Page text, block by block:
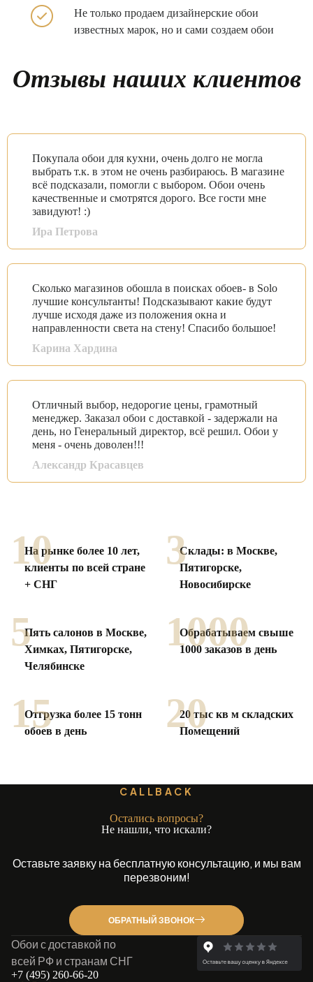
Не только продаем дизайнерские обои
известных марок, но и сами создаем обои
Отзывы наших клиентов
Покупала обои для кухни, очень долго не могла
выбрать т.к. в этом не очень разбираюсь. В магазине
всё подсказали, помогли с выбором. Обои очень
качественные и смотрятся дорого. Все гости мне
завидуют! :)
Ира Петрова
Сколько магазинов обошла в поисках обоев- в Solo
лучшие консультанты! Подсказывают какие будут
лучше исходя даже из положения окна и
направленности света на стену! Спасибо большое!
Карина Хардина
Отличный выбор, недорогие цены, грамотный
менеджер. Заказал обои с доставкой - задержали на
день, но Генеральный директор, всё решил. Обои у
меня - очень доволен!!!
Александр Красавцев
10
На рынке более 10 лет,
клиенты по всей стране
+ СНГ
3Склады: в Москве,
Пятигорске,
Новосибирске
5Пять салонов в Москве,
Химках, Пятигорске,
Челябинске
1000
Обрабатываем свыше
1000 заказов в день
15
Отгрузка более 15 тонн
обоев в день
20
20 тыс кв м складских
Помещений
CALLBACK
Остались вопросы?
Не нашли, что искали?
Оставьте заявку на бесплатную консультацию, и мы вам
перезвоним!
ОБРАТНЫЙ ЗВОНОК
Обои с доставкой по
всей РФ и странам СНГ
+7 (495) 260-66-20